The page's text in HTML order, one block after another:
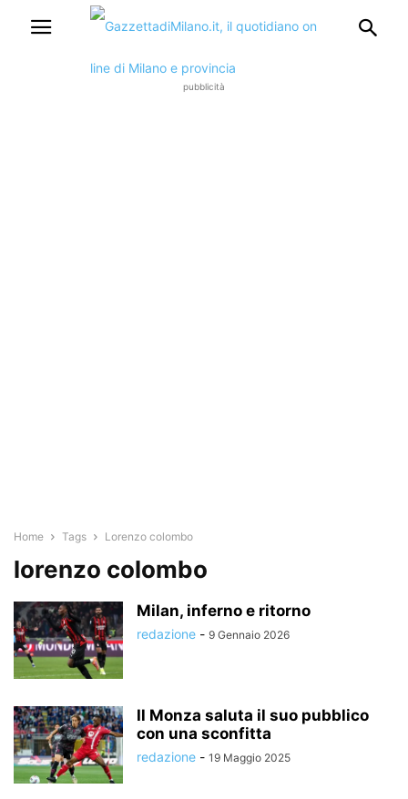
pubblicità
Home Tags Lorenzo colombo
lorenzo colombo
Milan, inferno e ritorno
redazione - 9 Gennaio 2026
Il Monza saluta il suo pubblico
con una sconfitta
redazione - 19 Maggio 2025